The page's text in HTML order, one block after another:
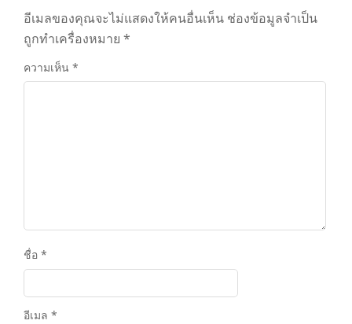
อีเมลของคุณจะไม่แสดงให้คนอื่นเห็น ช่องข้อมูลจำเป็น
ถูกทำเครื่องหมาย *
ความเห็น *
ชื่อ *
อีเมล *